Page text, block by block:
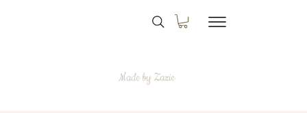
Made by Zazie